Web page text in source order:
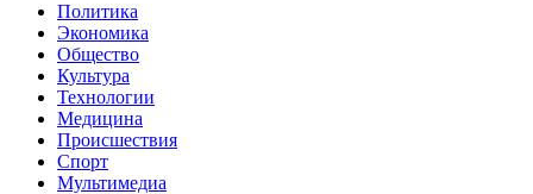
Политика
Экономика
Общество
Культура
Технологии
Медицина
Происшествия
Спорт
Мультимедиа